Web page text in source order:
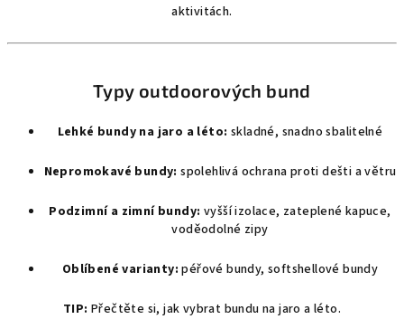
ý
p
u
aktivitách.
Typy outdoorových bund
Lehké bundy na jaro a léto: skladné, snadno sbalitelné
Nepromokavé bundy: spolehlivá ochrana proti dešti a větru
Podzimní a zimní bundy: vyšší izolace, zateplené kapuce,
voděodolné zipy
Oblíbené varianty: péřové bundy, softshellové bundy
TIP: Přečtěte si, jak vybrat bundu na jaro a léto.